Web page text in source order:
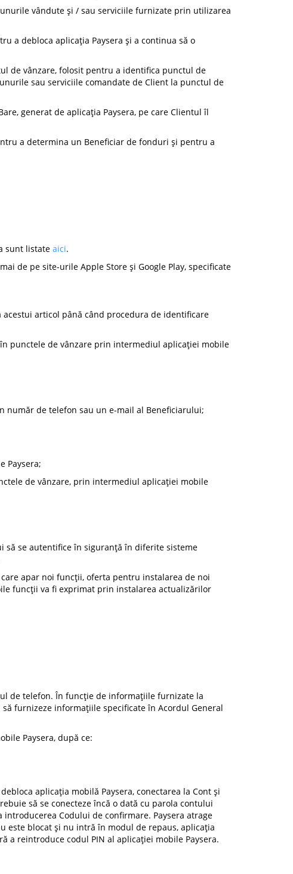
vândute și / sau serviciile furnizate prin utilizarea
a debloca aplicația Paysera și a continua să o
de vânzare, folosit pentru a identifica punctul de
sau serviciile comandate de Client la punctul de
generat de aplicația Paysera, pe care Clientul îl
a determina un Beneficiar de fonduri și pentru a
sunt listate aici.
de pe site-urile Apple Store și Google Play, specificate
articol până când procedura de identificare
punctele de vânzare prin intermediul aplicației mobile
număr de telefon sau un e-mail al Beneficiarului;
Paysera;
de vânzare, prin intermediul aplicației mobile
să se autentifice în siguranță în diferite sisteme
apar noi funcții, oferta pentru instalarea de noi
funcții va fi exprimat prin instalarea actualizărilor
de telefon. În funcție de informațiile furnizate la
furnizeze informațiile specificate în Acordul General
Paysera, după ce:
aplicația mobilă Paysera, conectarea la Cont și
să se conecteze încă o dată cu parola contului
introducerea Codului de confirmare. Paysera atrage
este blocat și nu intră în modul de repaus, aplicația
a reintroduce codul PIN al aplicației mobile Paysera.